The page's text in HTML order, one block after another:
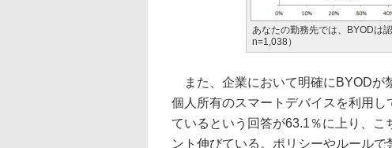
あなたの勤務先では、BYODは
n=1,038）
また、企業において明確にBYODが
個人所有のスマートデバイスを利用
ているという回答が63.1％に上り、
ント伸びている。ポリシーやルール